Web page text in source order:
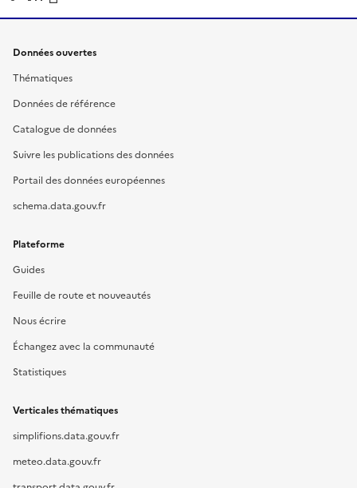
Données ouvertes
Thématiques
Données de référence
Catalogue de données
Suivre les publications des données
Portail des données européennes
schema.data.gouv.fr
Plateforme
Guides
Feuille de route et nouveautés
Nous écrire
Échangez avec la communauté
Statistiques
Verticales thématiques
simplifions.data.gouv.fr
meteo.data.gouv.fr